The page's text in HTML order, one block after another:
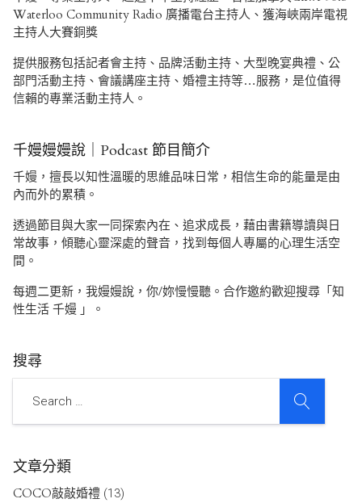
Waterloo Community Radio 廣播電台主持人、獲海峽兩岸電視
主持人大賽銅獎
提供服務包括記者會主持、品牌活動主持、大型晚宴典禮、公
部門活動主持、會議講座主持、婚禮主持等…服務，是位值得
信賴的專業活動主持人。
千嫚嫚嫚說｜Podcast 節目簡介
千嫚，擅長以知性溫暖的思維品味日常，相信生命的能量是由
內而外的累積。
透過節目與大家一同探索內在、追求成長，藉由書籍導讀與日
常故事，傾聽心靈深處的聲音，找到每個人專屬的心理生活空
間。
每週二更新，我嫚嫚說，你/妳慢慢聽。合作邀約歡迎搜尋「知
性生活 千嫚 」。
搜尋
文章分類
COCO敲敲婚禮 (13)